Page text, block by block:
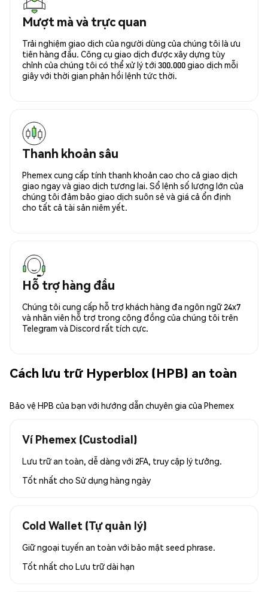
Mượt mà và trực quan
Trải nghiệm giao dịch của người dùng của chúng tôi là ưu
tiên hàng đầu. Công cụ giao dịch được xây dựng tùy
chỉnh của chúng tôi có thể xử lý tới 300.000 giao dịch mỗi
giây với thời gian phản hồi lệnh tức thời.
Thanh khoản sâu
Phemex cung cấp tính thanh khoản cao cho cả giao dịch
giao ngay và giao dịch tương lai. Sổ lệnh số lượng lớn của
chúng tôi đảm bảo giao dịch suôn sẻ và giá cả ổn định
cho tất cả tài sản niêm yết.
Hỗ trợ hàng đầu
Chúng tôi cung cấp hỗ trợ khách hàng đa ngôn ngữ 24x7
và nhân viên hỗ trợ trong cộng đồng của chúng tôi trên
Telegram và Discord rất tích cực.
Cách lưu trữ Hyperblox (HPB) an toàn
Bảo vệ HPB của bạn với hướng dẫn chuyên gia của Phemex
Ví Phemex (Custodial)
Lưu trữ an toàn, dễ dàng với 2FA, truy cập lý tưởng.
Tốt nhất cho Sử dụng hàng ngày
Cold Wallet (Tự quản lý)
Giữ ngoại tuyến an toàn với bảo mật seed phrase.
Tốt nhất cho Lưu trữ dài hạn